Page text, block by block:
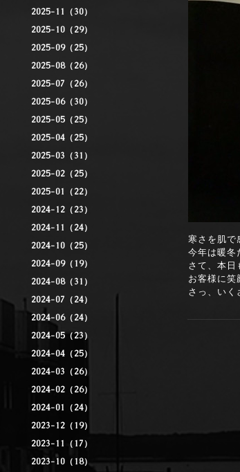
2025-11（30）
2025-10（29）
2025-09（25）
2025-08（26）
2025-07（26）
2025-06（30）
2025-05（25）
2025-04（25）
2025-03（31）
2025-02（25）
2025-01（22）
2024-12（23）
2024-11（24）
2024-10（25）
2024-09（19）
2024-08（31）
2024-07（24）
2024-06（24）
2024-05（23）
2024-04（25）
2024-03（26）
2024-02（26）
2024-01（24）
2023-12（19）
2023-11（17）
2023-10（18）
寒さを肌
今年は暖冬
さて、本
お客様に笑
さっ、いく